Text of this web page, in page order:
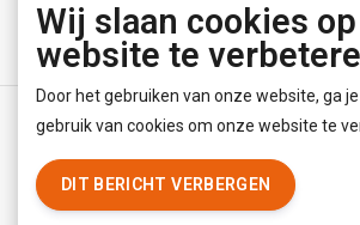
Algemene voorwaarden | Disclaimer |
© Copyright 2026 - YourUnderwearStore |
Wij slaan cookies
website te
Door het gebruiken van onze website, ga
gebruik van cookies om onze website te
DIT BERICHT VERBERGEN